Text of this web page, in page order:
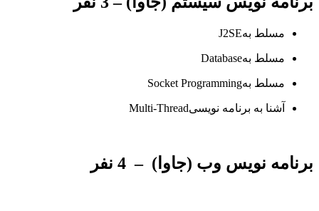
مسلط بهJ2SE
مسلط بهDatabase
مسلط بهSocket Programming
آشنا به برنامه نویسیMulti-Thread
برنامه نویس وب (جاوا) – 4 نفر